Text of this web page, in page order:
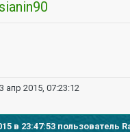
3 апр 2015, 07:23:12
в 23:47:53 пользователь